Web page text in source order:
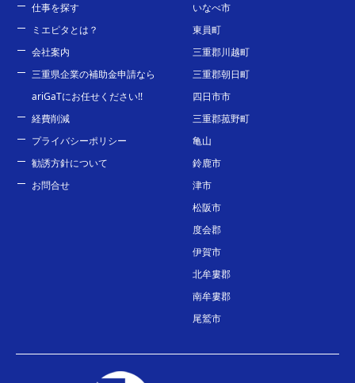
仕事を探す
ミエピタとは？
会社案内
三重県企業の補助金申請なら
ariGaTにお任せください!!
経費削減
プライバシーポリシー
勧誘方針について
お問合せ
いなべ市
東員町
三重郡川越町
三重郡朝日町
四日市市
三重郡菰野町
亀山
鈴鹿市
津市
松阪市
度会郡
伊賀市
北牟婁郡
南牟婁郡
尾鷲市